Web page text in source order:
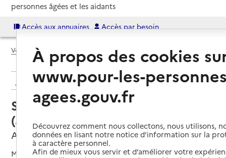
personnes âgées et les aidants
Accès aux annuaires Accès par besoin
Voir le fil d’Ariane
Retour aux résultats de l'annuaire
Service autonomie à domicile
(aide) – AADS
Arques, PAS-DE-CALAIS
Mis à jour le07/08/2026
À propos des cookies
www.pour-les-
agees.gouv.fr
Découvrez comment nous collectons, nous utilisons,
données en lisant notre notice d’information sur la
à caractère personnel.
Afin de mieux vous servir et d’améliorer votre